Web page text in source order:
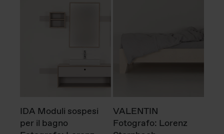
IDA Moduli sospesi
per il bagno
VALENTIN
Fotografo: Lorenz